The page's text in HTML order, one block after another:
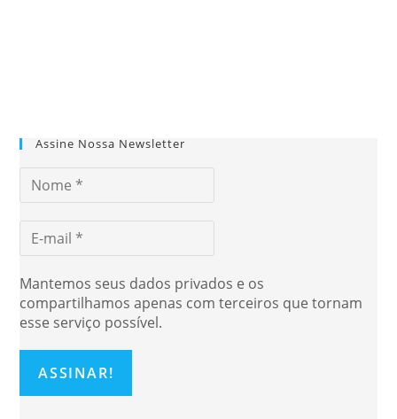
Assine Nossa Newsletter
Mantemos seus dados privados e os
compartilhamos apenas com terceiros que tornam
esse serviço possível.